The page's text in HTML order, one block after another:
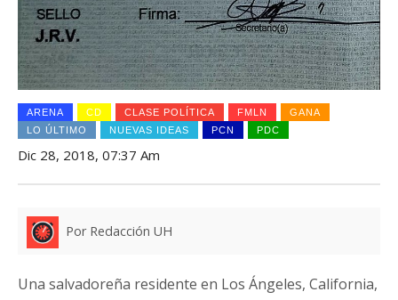
ARENA CD CLASE POLÍTICA FMLN
GANA
LO ÚLTIMO
NUEVAS IDEAS PCN PDC
Dic 28, 2018, 07:37 Am
Por Redacción UH
Una salvadoreña residente en Los Ángeles, California,